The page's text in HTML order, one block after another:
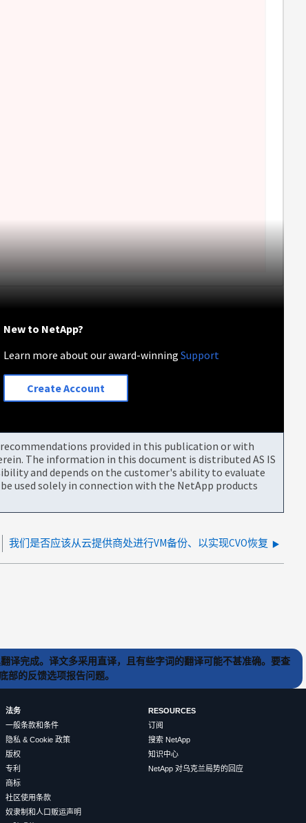
New to NetApp?
Learn more about our award-winningSupport
Create Account
provided in this publication or with
The information in this document is distributed AS IS
and depends on the customer's ability to evaluate
used solely in connection with the NetApp products
我们是否应该从云提供商处进行VM备份、以实现CVO恢复
译完成。译文多采用直译，且有些字词的翻译可能不甚准确。要查
部的反馈选项报告问题。
法务
一般条款和条件
隐私 & Cookie 政策
版权
专利
商标
社区使用条款
奴隶制和人口贩运声明
RESOURCES
订阅
搜索 NetApp
知识中心
NetApp 对乌克兰局势的回应